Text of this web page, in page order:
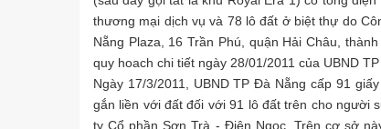
thương mại dịch vụ và 78 lô đất ở biệt thự do
Nẵng Plaza, 16 Trần Phú, quận Hải Châu,
quy hoach chi tiết ngày 28/01/2011 của UBND TP
Ngày 17/3/2011, UBND TP Đà Nẵng cấp 91
gắn liền với đất đối với 91 lô đất trên cho người
ty Cổ phần Sơn Trà - Điện Ngọc. Trên cơ sở